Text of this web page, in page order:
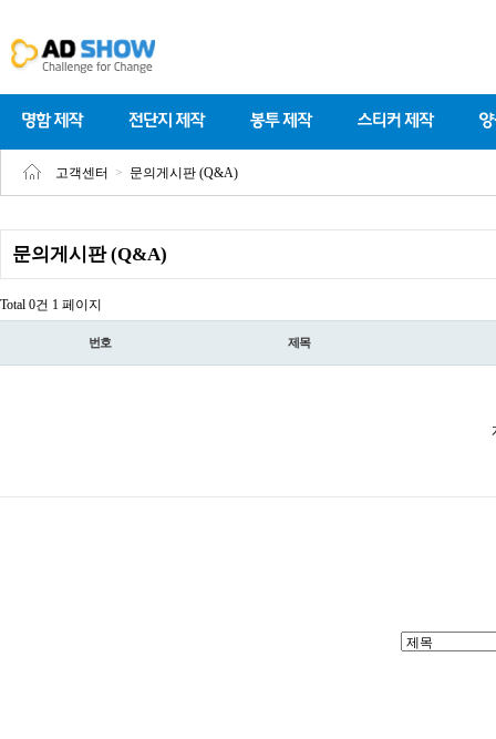
고객센터 > 문의게시판 (Q&A)
문의게시판 (Q&A)
Total 0건 1 페이지
번호 제목